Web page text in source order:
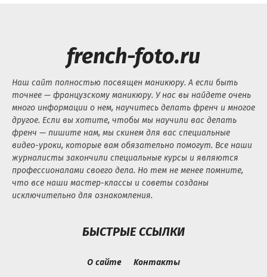
french-foto.ru
Наш сайт полностью посвящен маникюру. А если быть
точнее — французскому маникюру. У нас вы найдете очень
много информации о нем, научитесь делать френч и многое
другое. Если вы хотите, чтобы мы научили вас делать
френч — пишите нам, мы скинем для вас специальные
видео-уроки, которые вам обязательно помогут. Все наши
журналисты закончили специальные курсы и являются
профессионалами своего дела. Но тем не менее помните,
что все наши мастер-классы и советы созданы
исключительно для ознакомления.
БЫСТРЫЕ ССЫЛКИ
О сайте Контакты